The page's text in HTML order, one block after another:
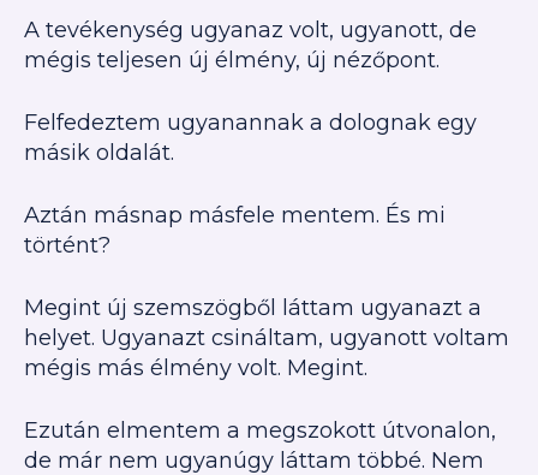
A tevékenység ugyanaz volt, ugyanott, de
mégis teljesen új élmény, új nézőpont.
Felfedeztem ugyanannak a dolognak egy
másik oldalát.
Aztán másnap másfele mentem. És mi
történt?
Megint új szemszögből láttam ugyanazt a
helyet. Ugyanazt csináltam, ugyanott voltam
mégis más élmény volt. Megint.
Ezután elmentem a megszokott útvonalon,
de már nem ugyanúgy láttam többé. Nem